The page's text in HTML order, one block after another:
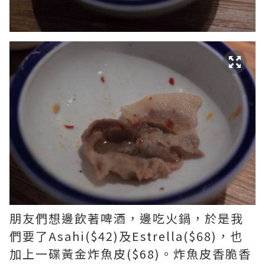
朋友們想邊飲著啤酒，邊吃火鍋，於是我
們要了Asahi($42)及Estrella($68)，也
加上一碟黃金炸魚皮($68)。炸魚皮香脆香